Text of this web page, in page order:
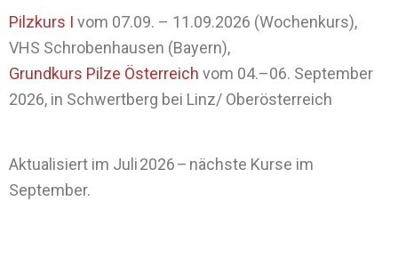
Pilzkurs I vom 07.09. – 11.09.2026 (Wochenkurs),
VHS Schrobenhausen (Bayern),
Grundkurs Pilze Österreich vom 04.–06. September
2026, in Schwertberg bei Linz/ Oberösterreich
Aktualisiert im Juli 2026 – nächste Kurse im
September.